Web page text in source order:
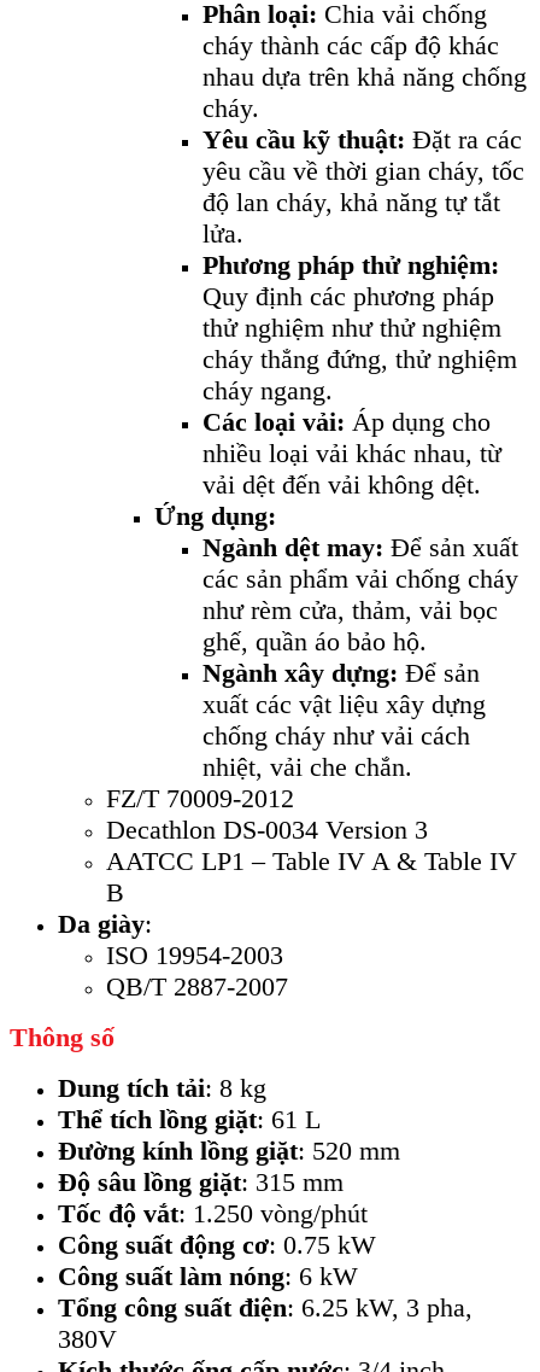
Phân loại: Chia vải chống
cháy thành các cấp độ khác
nhau dựa trên khả năng chống
cháy.
Yêu cầu kỹ thuật: Đặt ra các
yêu cầu về thời gian cháy, tốc
độ lan cháy, khả năng tự tắt
lửa.
Phương pháp thử nghiệm:
Quy định các phương pháp
thử nghiệm như thử nghiệm
cháy thẳng đứng, thử nghiệm
cháy ngang.
Các loại vải: Áp dụng cho
nhiều loại vải khác nhau, từ
vải dệt đến vải không dệt.
Ứng dụng:
Ngành dệt may: Để sản xuất
các sản phẩm vải chống cháy
như rèm cửa, thảm, vải bọc
ghế, quần áo bảo hộ.
Ngành xây dựng: Để sản
xuất các vật liệu xây dựng
chống cháy như vải cách
nhiệt, vải che chắn.
FZ/T 70009-2012
Decathlon DS-0034 Version 3
AATCC LP1 – Table IV A & Table IV
B
Da giày:
ISO 19954-2003
QB/T 2887-2007
Thông số
Dung tích tải: 8 kg
Thể tích lồng giặt: 61 L
Đường kính lồng giặt: 520 mm
Độ sâu lồng giặt: 315 mm
Tốc độ vắt: 1.250 vòng/phút
Công suất động cơ: 0.75 kW
Công suất làm nóng: 6 kW
Tổng công suất điện: 6.25 kW, 3 pha,
380V